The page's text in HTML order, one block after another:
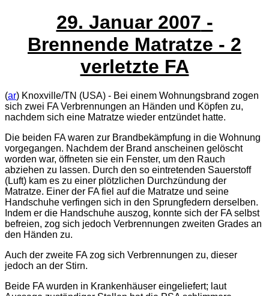
29. Januar 2007 -
Brennende Matratze - 2
verletzte FA
(ar) Knoxville/TN (USA) - Bei einem Wohnungsbrand zogen
sich zwei FA Verbrennungen an Händen und Köpfen zu,
nachdem sich eine Matratze wieder entzündet hatte.
Die beiden FA waren zur Brandbekämpfung in die Wohnung
vorgegangen. Nachdem der Brand anscheinen gelöscht
worden war, öffneten sie ein Fenster, um den Rauch
abziehen zu lassen. Durch den so eintretenden Sauerstoff
(Luft) kam es zu einer plötzlichen Durchzündung der
Matratze. Einer der FA fiel auf die Matratze und seine
Handschuhe verfingen sich in den Sprungfedern derselben.
Indem er die Handschuhe auszog, konnte sich der FA selbst
befreien, zog sich jedoch Verbrennungen zweiten Grades an
den Händen zu.
Auch der zweite FA zog sich Verbrennungen zu, dieser
jedoch an der Stirn.
Beide FA wurden in Krankenhäuser eingeliefert; laut